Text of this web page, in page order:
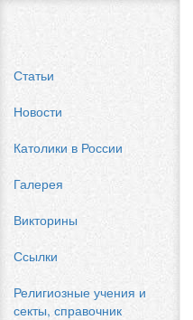
Статьи
Новости
Католики в России
Галерея
Викторины
Ссылки
Религиозные учения и
секты, справочник